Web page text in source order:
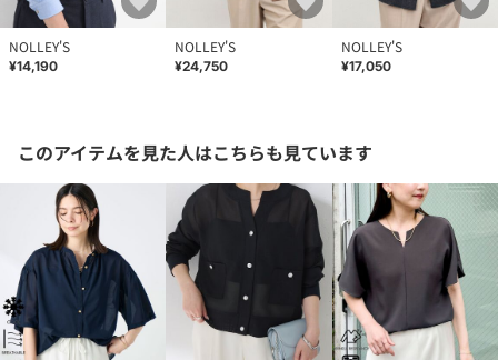
NOLLEY'S
¥14,190
NOLLEY'S
¥24,750
NOLLEY'S
¥17,050